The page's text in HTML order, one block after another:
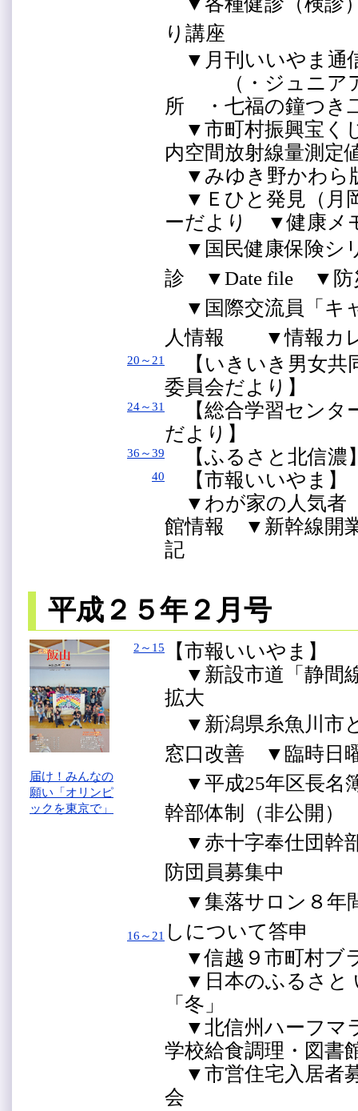
り講座
▼月刊いいやま通
（・ジュニアア
所 ・七福の鐘つき
▼市町村振興宝く
内空間放射線量測定
▼みゆき野かわ
▼Ｅひと発見（月
ーだより ▼健康
▼国民健康保険シ
診 ▼Date file ▼防
▼国際交流員「キ
人情報 ▼情報カ
20～21
【いきいき男女
委員会だより】
24～31
【総合学習セン
だより】
36～39 【ふるさと北信濃
40
【市報いいやま】
▼わが家の人気者
館情報 ▼新幹線開
記
平成２５年２月号
届け！みんなの
願い「オリンピ
ックを東京で」
2～15
16～21
【市報いいやま】
▼新設市道「静間
拡大
▼新潟県糸魚川市
窓口改善 ▼臨時日
▼平成25年区長名
幹部体制（非公開
▼赤十字奉仕団幹
防団員募集中
▼集落サロン８年
しについて答申
▼信越９市町村ブ
▼日本のふるさと
「冬」
▼北信州ハーフマ
学校給食調理・図
▼市営住宅入居者
会